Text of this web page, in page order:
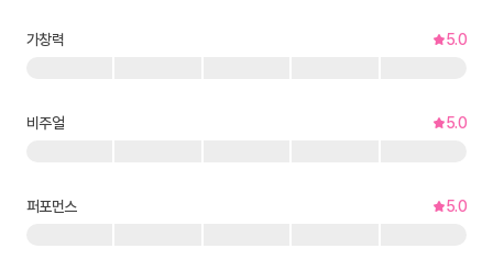
가창력 5.0
비주얼 5.0
퍼포먼스 5.0